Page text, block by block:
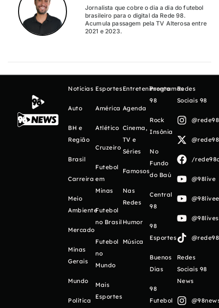
Jornalista que cobre o dia a dia do futebol
brasileiro para o digital da Rede 98.
Acumula passagem pela TV Alterosa entre
2021 e 2023.
Notícias
Auto
BH e
Região
Brasil
Carreira
Meio
Ambiente
Mercado
Minas
Gerais
Mundo
Política
Esportes
América
Atlético
Cruzeiro
Futebol
em
Minas
Futebol
no Brasil
Futebol
no
Mundo
Mais
Esportes
Entretenimento
Agenda
Cinema,
TV e
Séries
Famosos
Nas
Redes
Humor
Música
Programas
98
Rock
Insônia
No
Fundo
do Baú
Central
98
98
Esportes
Buenos
Días
98
Futebol
Redes
Sociais 98
/
@98live
Redes
Sociais 98
News